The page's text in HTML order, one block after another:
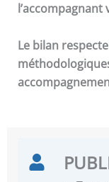
Le bilan